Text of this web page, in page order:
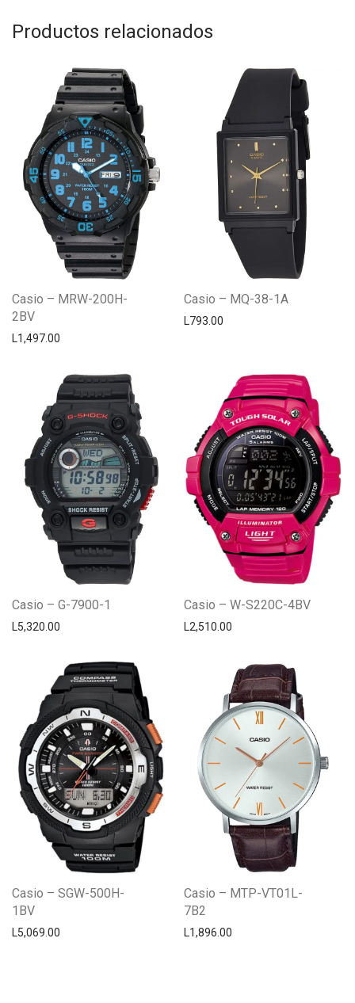
Productos relacionados
Casio – MRW-200H-
2BV
L1,497.00
Casio – MQ-38-1A
L793.00
Casio – G-7900-1
L5,320.00
Casio – W-S220C-4BV
L2,510.00
Casio – SGW-500H-
1BV
L5,069.00
Casio – MTP-VT01L-
7B2
L1,896.00